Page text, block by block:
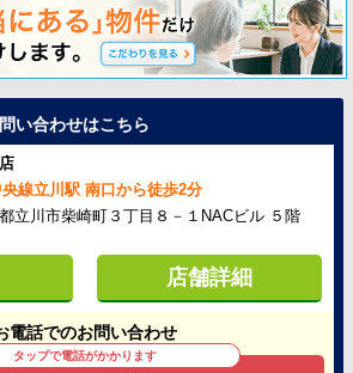
い合わせはこちら
線立川駅 南口から徒歩2分
立川市柴崎町３丁目８－１NACビル ５階
店舗詳細
電話でのお問い合わせ
タップで電話がかかります